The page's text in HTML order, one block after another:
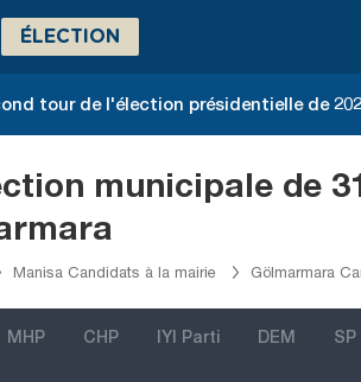
ÉLECTION
tour de l'élection présidentielle de
municipale de
Manisa Candidats à la mairie Gölmarmara
MHP CHP IYI Parti DEM SP